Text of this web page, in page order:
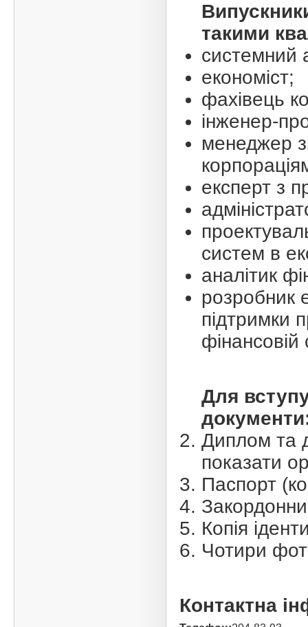
такими
системний
економіст;
фахівець
інженер-
менеджер
експерт з
систем в
аналітик
розробник
підтримки
фінансовій
Для
Диплом та
показати
Паспорт
Копія
Чотири
Контактна